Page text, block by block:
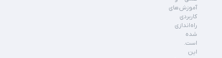
آموزش‌های
کاربردی
راه‌اندازی
شده
است.
این